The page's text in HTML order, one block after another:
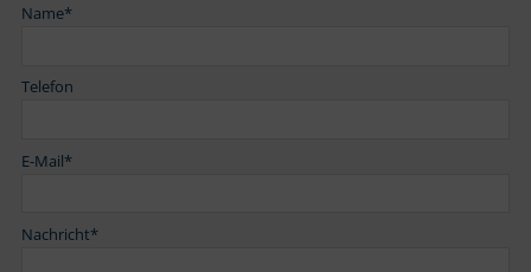
Name*
Telefon
E-Mail*
Nachricht*